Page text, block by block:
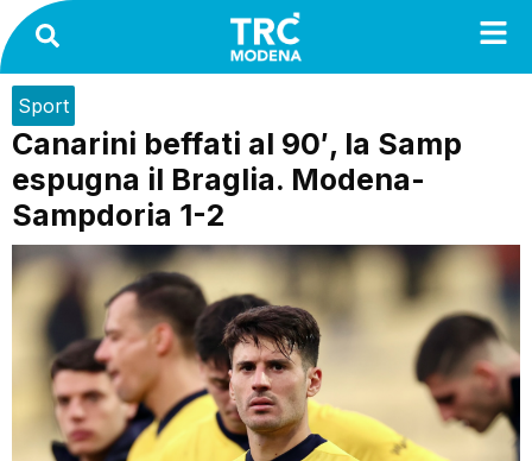
Sport
Canarini beffati al 90′, la Samp
espugna il Braglia. Modena-
Sampdoria 1-2